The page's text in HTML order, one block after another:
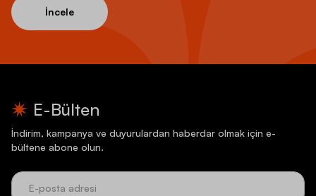
İncele
E-Bülten
İndirim, kampanya ve duyurulardan haberdar olmak için e-
bültene abone olun.